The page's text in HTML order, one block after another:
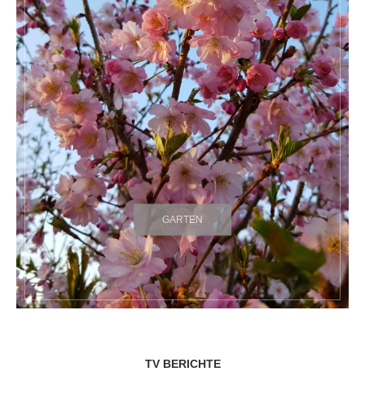
GARTEN
TV BERICHTE